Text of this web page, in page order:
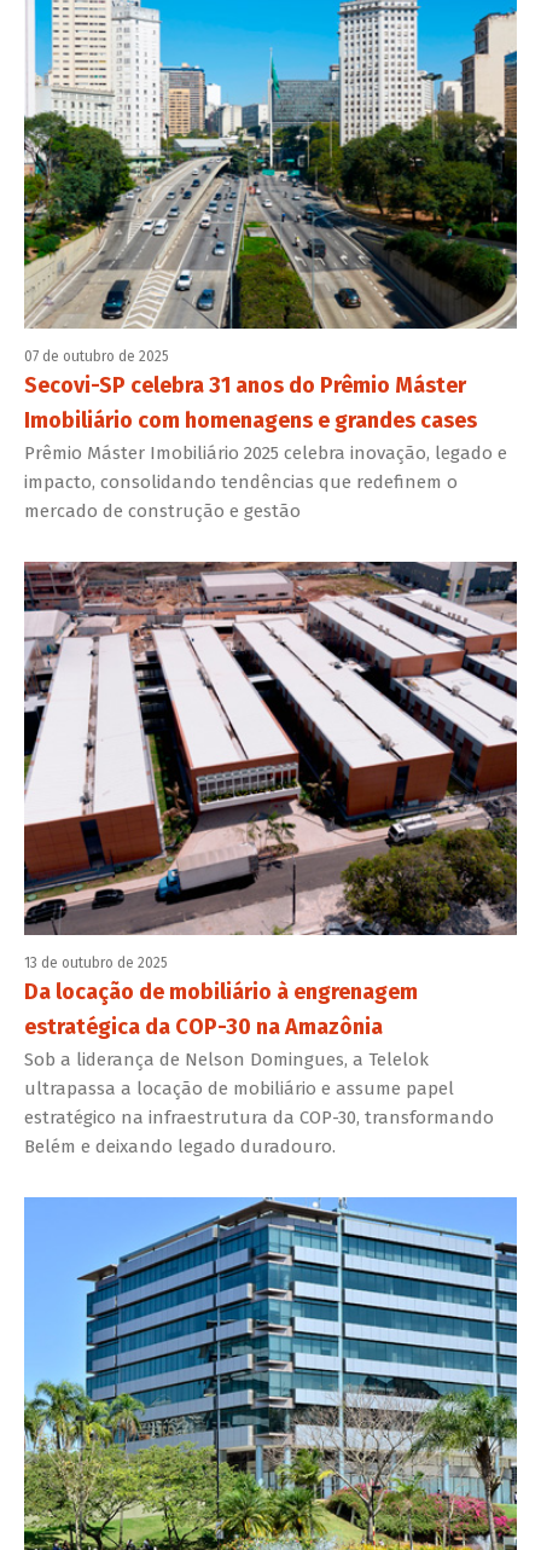
07 de outubro de 2025
Secovi-SP celebra 31 anos do Prêmio Máster
Imobiliário com homenagens e grandes cases
Prêmio Máster Imobiliário 2025 celebra inovação, legado e
impacto, consolidando tendências que redefinem o
mercado de construção e gestão
13 de outubro de 2025
Da locação de mobiliário à engrenagem
estratégica da COP-30 na Amazônia
Sob a liderança de Nelson Domingues, a Telelok
ultrapassa a locação de mobiliário e assume papel
estratégico na infraestrutura da COP-30, transformando
Belém e deixando legado duradouro.